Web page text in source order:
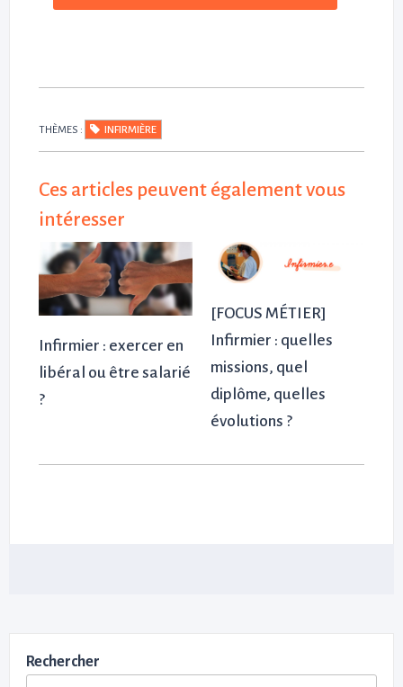
THÈMES : INFIRMIÈRE
Ces articles peuvent également vous
intéresser
Infirmier : exercer en
libéral ou être salarié
?
[FOCUS MÉTIER]
Infirmier : quelles
missions, quel
diplôme, quelles
évolutions ?
Rechercher